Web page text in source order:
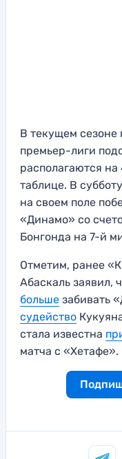
В текущем сезоне
премьер-лиги
располагаются
таблице. В
на своем поле
«Динамо» со
Бонгонда на 7-й
Отметим, ранее
Абаскаль заявил,
больше забивать
судейство
стала известна
матча с «Хетафе».